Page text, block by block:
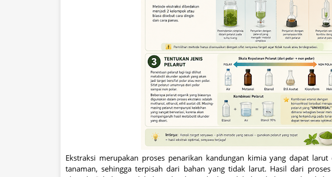
Ekstraksi merupakan proses penarikan kandungan kimia yang dapat
tanaman, sehingga terpisah dari bahan yang tidak larut. Hasil dari